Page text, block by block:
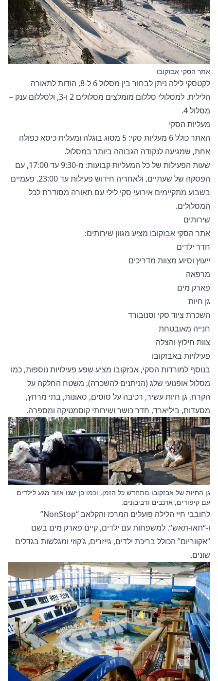
אתר הסקי אבזקובו
לקטסקי לילה ניתן לבחור בין מסלול 6 ל-8, הודות לתאורה
הלילית. למסלולי סללום מומלצים מסלולים 2 ו-3, ולסללום ענק –
מסלול 4.
מעליות הסקי
האתר כולל 6 מעליות סקי: 5 מסוג בוגלה ומעלית כיסא כפולה
אחת, שמגיעה לנקודה הגבוהה ביותר במסלול.
שעות הפעילות של כל המעליות קבועות: מ-9:30 עד 17:00, עם
הפסקה של שעתיים, ולאחריה חידוש פעילות עד 23:00. פעמיים
בשבוע מתקיימים אירועי סקי לילי עם תאורה מסודרת לכל
המסלולים.
שירותים
אתר הסקי אבזקובו מציע מגוון שירותים:
חדר ילדים
ייעוץ וסיוע מצוות מדריכים
מרפאה
פארק מים
גן חיות
השכרת ציוד סקי וסנובורד
חנייה מאובטחת
צוות חילוץ והצלה
פעילויות באבזקובו
בנוסף למורדות הסקי, אבזקובו מציע שפע פעילויות נוספות, כמו
מסלול אופנועי שלג (הניתנים להשכרה), משטח החלקה על
הקרח, גן חיות עשיר, רכיבה על סוסים, סאונות, בתי מרחץ,
מסעדות, ביליארד, חדר כושר ושירותי קוסמטיקה ומספרה.
גן החיות של אבזקובו מתחדש כל הזמן, וכמו כן ישנו אזור מגע לילדים
עם קיפודים, ארנבים ודביבונים.
לחובבי חיי הלילה פועלים המרכז והקלאב “NonStop”
ו-“תאו-תאש”. למשפחות עם ילדים, קיים פארק מים בשם
“אקווריום” הכולל בריכת ילדים, גייזרים, ג’קוזי ומגלשות בגדלים
שונים.